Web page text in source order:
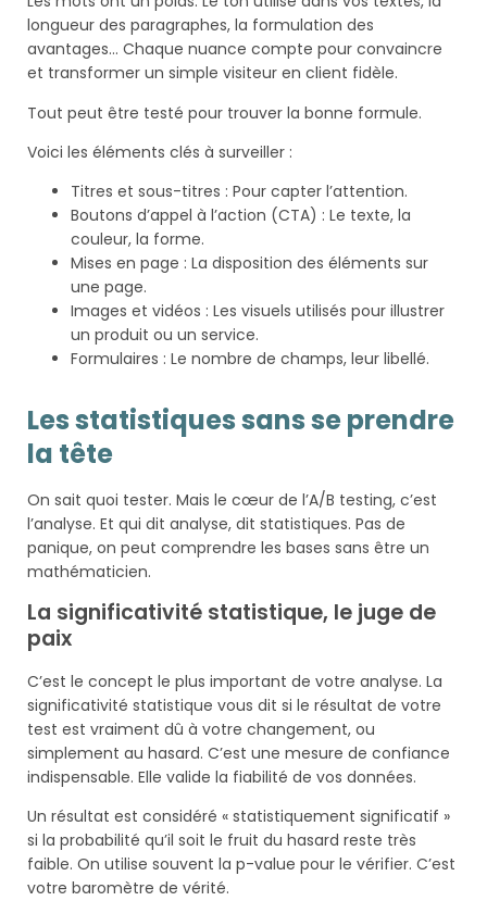
longueur des paragraphes, la formulation des
avantages… Chaque nuance compte pour convaincre
et transformer un simple visiteur en client fidèle.
Tout peut être testé pour trouver la bonne formule.
Voici les éléments clés à surveiller :
Titres et sous-titres : Pour capter l’attention.
Boutons d’appel à l’action (CTA) : Le texte, la
couleur, la forme.
Mises en page : La disposition des éléments sur
une page.
Images et vidéos : Les visuels utilisés pour illustrer
un produit ou un service.
Formulaires : Le nombre de champs, leur libellé.
Les statistiques sans se prendre
la tête
On sait quoi tester. Mais le cœur de l’A/B testing, c’est
l’analyse. Et qui dit analyse, dit statistiques. Pas de
panique, on peut comprendre les bases sans être un
mathématicien.
La significativité statistique, le juge de
paix
C’est le concept le plus important de votre analyse. La
significativité statistique vous dit si le résultat de votre
test est vraiment dû à votre changement, ou
simplement au hasard. C’est une mesure de confiance
indispensable. Elle valide la fiabilité de vos données.
Un résultat est considéré « statistiquement significatif »
si la probabilité qu’il soit le fruit du hasard reste très
faible. On utilise souvent la p-value pour le vérifier. C’est
votre baromètre de vérité.